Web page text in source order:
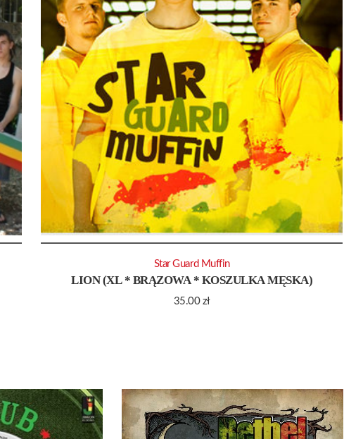
LION (XL * BRĄZOWA * KOSZULKA MĘSKA)
35.00 zł
Star Guard Muffin